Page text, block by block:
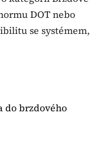
DOT nebo
se systémem,
do brzdového